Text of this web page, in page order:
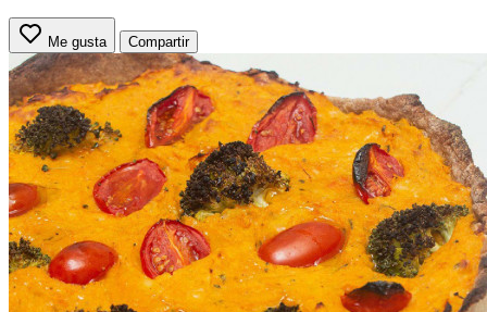
Me gusta Compartir